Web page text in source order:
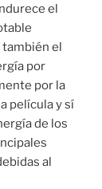
el
el
por
por la
película y sí
de los
al